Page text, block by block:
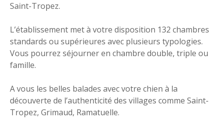
Saint-Tropez.
L’établissement met à votre disposition 132 chambres
standards ou supérieures avec plusieurs typologies.
Vous pourrez séjourner en chambre double, triple ou
famille.
A vous les belles balades avec votre chien à la
découverte de l’authenticité des villages comme Saint-
Tropez, Grimaud, Ramatuelle.